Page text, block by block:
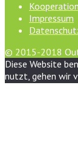
Impressum
© 2015-2018
Diese Website
nutzt, gehen wir